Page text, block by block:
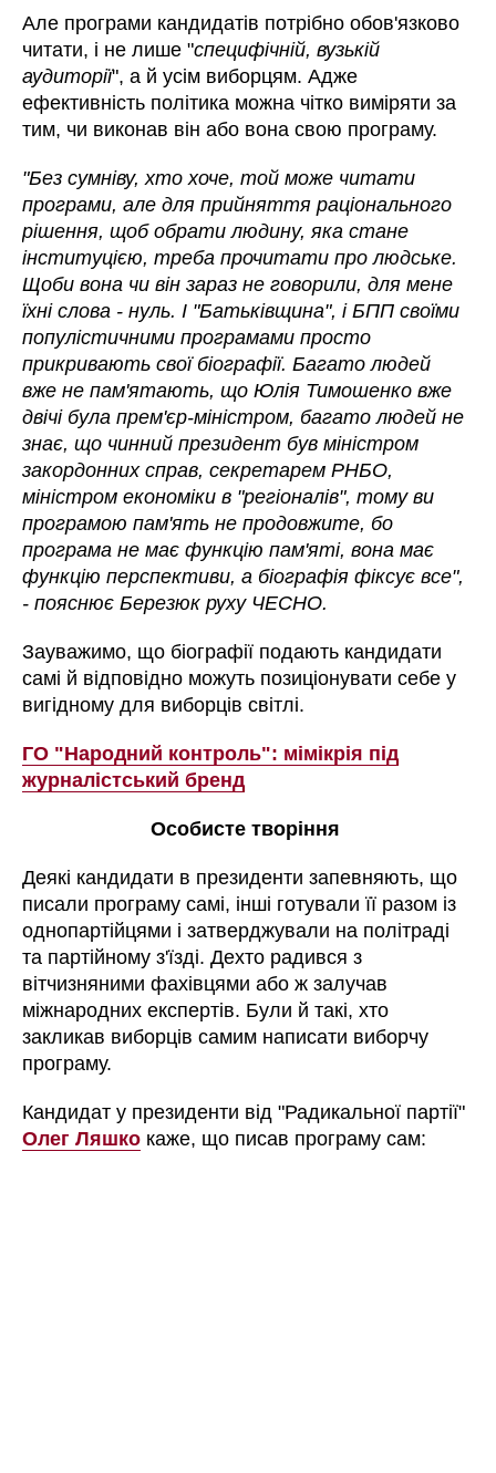
Але програми кандидатів потрібно обов'язково
читати, і не лише "специфічній, вузькій
аудиторії", а й усім виборцям. Адже
ефективність політика можна чітко виміряти за
тим, чи виконав він або вона свою програму.
"Без сумніву, хто хоче, той може читати
програми, але для прийняття раціонального
рішення, щоб обрати людину, яка стане
інституцією, треба прочитати про людське.
Щоби вона чи він зараз не говорили, для мене
їхні слова - нуль. І "Батьківщина", і БПП своїми
популістичними програмами просто
прикривають свої біографії. Багато людей
вже не пам'ятають, що Юлія Тимошенко вже
двічі була прем'єр-міністром, багато людей не
знає, що чинний президент був міністром
закордонних справ, секретарем РНБО,
міністром економіки в "регіоналів", тому ви
програмою пам'ять не продовжите, бо
програма не має функцію пам'яті, вона має
функцію перспективи, а біографія фіксує все",
- пояснює Березюк руху ЧЕСНО.
Зауважимо, що біографії подають кандидати
самі й відповідно можуть позиціонувати себе у
вигідному для виборців світлі.
ГО "Народний контроль": мімікрія під
журналістський бренд
Особисте творіння
Деякі кандидати в президенти запевняють, що
писали програму самі, інші готували її разом із
однопартійцями і затверджували на політраді
та партійному з'їзді. Дехто радився з
вітчизняними фахівцями або ж залучав
міжнародних експертів. Були й такі, хто
закликав виборців самим написати виборчу
програму.
Кандидат у президенти від "Радикальної партії"
Олег Ляшко каже, що писав програму сам: